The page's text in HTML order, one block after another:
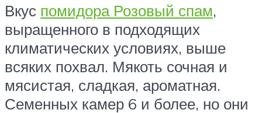
Вкус помидора Розовый спам,
выращенного в подходящих
климатических условиях, выше
всяких похвал. Мякоть сочная и
мясистая, сладкая, ароматная.
Семенных камер 6 и более, но они